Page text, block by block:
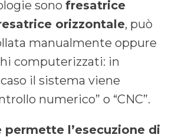
sono fresatrice
orizzontale, può
manualmente oppure
computerizzati: in
il sistema viene
numerico” o “CNC”.
permette l’esecuzione di